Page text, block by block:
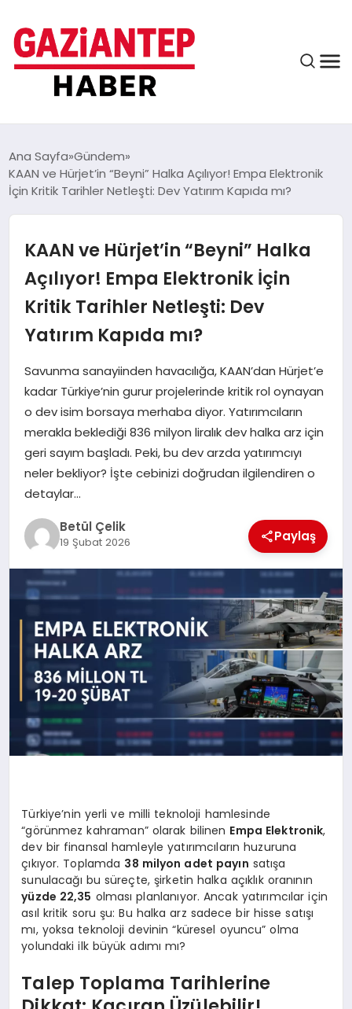
ASAYIŞ
EĞITIM
FINANS
KÜLTÜR VE SANAT
MAGAZIN
SPOR
SIYASET
Ana Sayfa Gündem
KAAN ve Hürjet’in “Beyni” Halka Açılıyor! Empa Elektronik
İçin Kritik Tarihler Netleşti: Dev Yatırım Kapıda mı?
KAAN ve Hürjet’in “Beyni” Halka
Açılıyor! Empa Elektronik İçin
Kritik Tarihler Netleşti: Dev
Yatırım Kapıda mı?
Savunma sanayiinden havacılığa, KAAN’dan Hürjet’e
kadar Türkiye’nin gurur projelerinde kritik rol oynayan
o dev isim borsaya merhaba diyor. Yatırımcıların
merakla beklediği 836 milyon liralık dev halka arz için
geri sayım başladı. Peki, bu dev arzda yatırımcıyı
neler bekliyor? İşte cebinizi doğrudan ilgilendiren o
detaylar…
Betül Çelik
19 Şubat 2026 Paylaş
Türkiye’nin yerli ve milli teknoloji hamlesinde
“görünmez kahraman” olarak bilinen Empa Elektronik,
dev bir finansal hamleyle yatırımcıların huzuruna
çıkıyor. Toplamda 38 milyon adet payın satışa
sunulacağı bu süreçte, şirketin halka açıklık oranının
yüzde 22,35 olması planlanıyor. Ancak yatırımcılar için
asıl kritik soru şu: Bu halka arz sadece bir hisse satışı
mı, yoksa teknoloji devinin “küresel oyuncu” olma
yolundaki ilk büyük adımı mı?
Talep Toplama Tarihlerine